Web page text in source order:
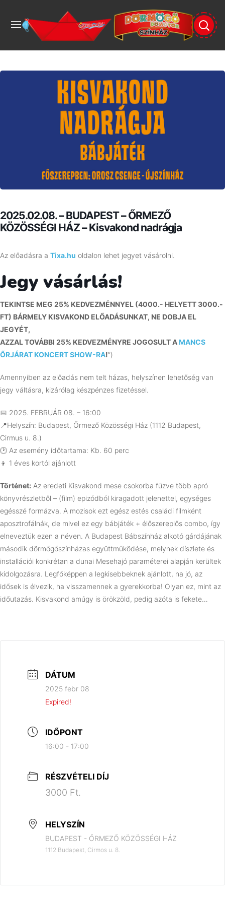
2025.02.08. – BUDAPEST – ŐRMEZŐ
KÖZÖSSÉGI HÁZ – Kisvakond nadrágja
Az előadásra a Tixa.hu oldalon lehet jegyet vásárolni.
Jegy vásárlás!
TEKINTSE MEG 25% KEDVEZMÉNNYEL (4000.- HELYETT 3000.-
FT) BÁRMELY KISVAKOND ELŐADÁSUNKAT, NE DOBJA EL
JEGYÉT,
AZZAL TOVÁBBI 25% KEDVEZMÉNYRE JOGOSULT A MANCS
ŐRJÁRAT KONCERT SHOW-RA!”)
Amennyiben az előadás nem telt házas, helyszínen lehetőség van
jegy váltásra, kizárólag készpénzes fizetéssel.
📅 2025. FEBRUÁR 08. – 16:00
📍Helyszín: Budapest, Őrmező Közösségi Ház (1112 Budapest,
Cirmus u. 8.)
🕑 Az esemény időtartama: Kb. 60 perc
👦 1 éves kortól ajánlott
Történet: Az eredeti Kisvakond mese csokorba fűzve több apró
könyvrészletből – (film) epizódból kiragadott jelenettel, egységes
egésszé formázva. A mozisok ezt egész estés családi filmként
aposztrofálnák, de mivel ez egy bábjáték + élőszereplős combo, így
elneveztük ezen a néven. A Budapest Bábszínház alkotó gárdájának
második dörmőgőszínházas együttműködése, melynek díszlete és
installációi konkrétan a dunai Mesehajó paraméterei alapján kerültek
kidolgozásra. Legfőképpen a legkisebbeknek ajánlott, na jó, az
idősek is élvezik, ha visszamennek a gyerekkorba! Olyan ez, mint az
időutazás. Kisvakond amúgy is örökzöld, pedig azóta is fekete…
DÁTUM
2025 febr 08
Expired!
IDŐPONT
16:00 - 17:00
RÉSZVÉTELI DÍJ
3000 Ft.
HELYSZÍN
BUDAPEST - ŐRMEZŐ KÖZÖSSÉGI HÁZ
1112 Budapest, Cirmos u. 8.